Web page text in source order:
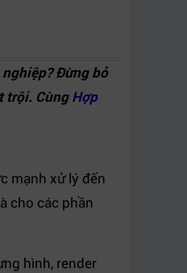
Đừng bỏ
trội. CùngHợp
mạnh xử lý đến
cho các phần
hình, render